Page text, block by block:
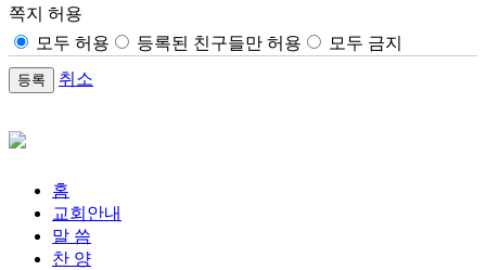
쪽지 허용
모두 허용
등록된 친구들만 허용
모두 금지
취소
홈
교회안내
말 씀
찬 양